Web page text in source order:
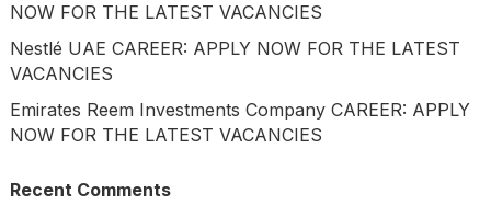
NOW FOR THE LATEST VACANCIES
Nestlé UAE CAREER: APPLY NOW FOR THE LATEST
VACANCIES
Emirates Reem Investments Company CAREER: APPLY
NOW FOR THE LATEST VACANCIES
Recent Comments